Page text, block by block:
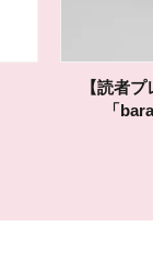
SUQQUの